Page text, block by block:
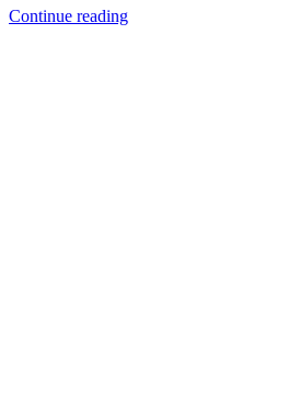
Continue reading